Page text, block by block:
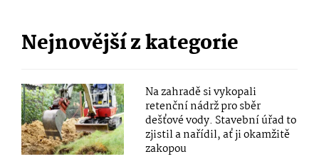
Nejnovější z kategorie
Na zahradě si vykopali
retenční nádrž pro sběr
dešťové vody. Stavební úřad to
zjistil a nařídil, ať ji okamžitě
zakopou